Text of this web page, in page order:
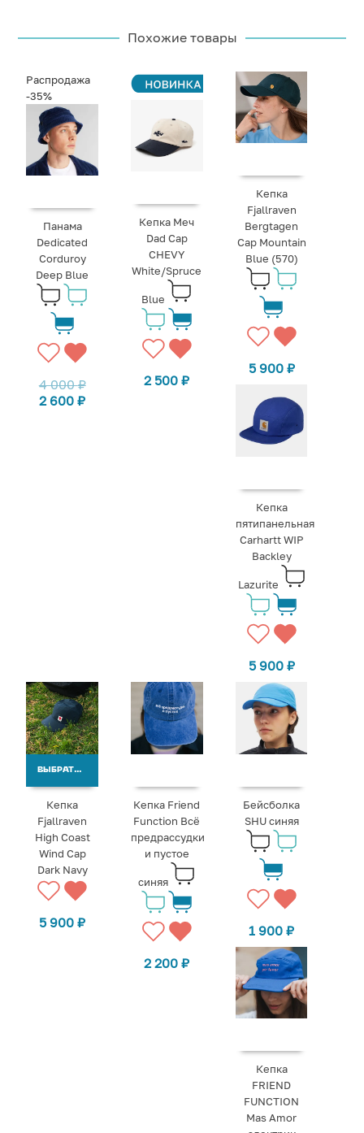
Похожие товары
Распродажа
-35%
Панама
Dedicated
Corduroy
Deep Blue
4 000₽
2 600₽
Кепка Меч
Dad Cap
CHEVY
White/Spruce
Blue
2 500₽
Кепка
Fjallraven
Bergtagen
Cap Mountain
Blue (570)
5 900 ₽
Кепка
пятипанельная
Carhartt WIP
Backley
Lazurite
5 900 ₽
ВЫБРАТЬ ВАРИАНТЫ
Кепка
Fjallraven
High Coast
Wind Cap
Dark Navy
5 900₽
Кепка Friend
Function Всё
предрассудки
и пустое
синяя
2 200₽
Бейсболка
SHU синяя
1 900₽
Кепка
FRIEND
FUNCTION
Mas Amor